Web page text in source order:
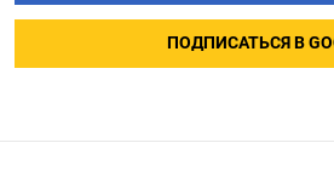
ПОДПИСАТЬСЯ В